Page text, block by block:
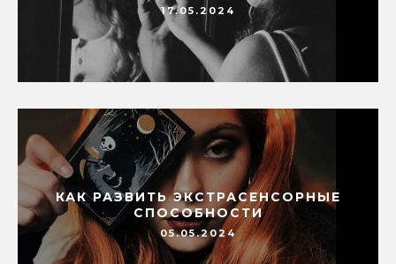
17.05.2024
КАК РАЗВИТЬ ЭКСТРАСЕНСОРНЫЕ
СПОСОБНОСТИ
05.05.2024